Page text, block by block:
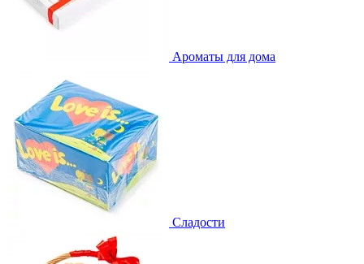
Ароматы для дома
Сладости